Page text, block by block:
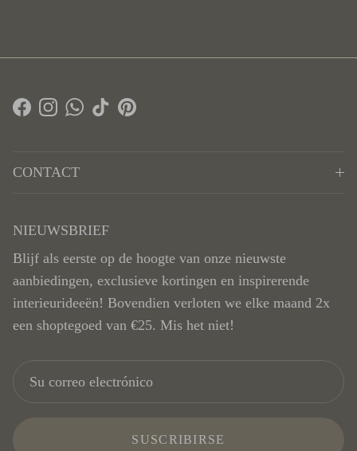
Facebook
Instagram
WhatsApp
TikTokPinterest
CONTACT
NIEUWSBRIEF
Blijf als eerste op de hoogte van onze nieuwste
aanbiedingen, exclusieve kortingen en inspirerende
interieurideeën! Bovendien verloten we elke maand 2x
een shoptegoed van €25. Mis het niet!
SUSCRIBIRSE